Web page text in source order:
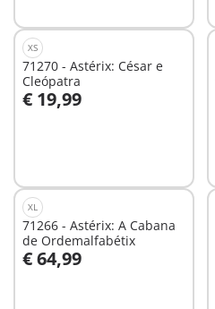
XS
71270 - Astérix: César e
Cleópatra
€ 19,99
XL
71266 - Astérix: A Cabana
de Ordemalfabétix
€ 64,99
Ao carrinho